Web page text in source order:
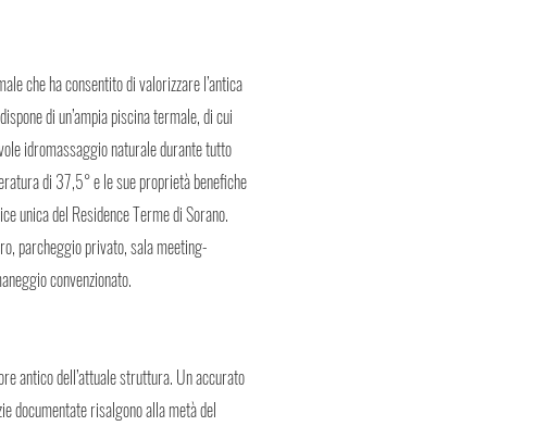
che ha consentito di valorizzare l’antica
di un’ampia piscina termale, di cui
idromassaggio naturale durante tutto
di 37,5° e le sue proprietà benefiche
unica del Residence Terme di Sorano.
parcheggio privato, sala meeting-
convenzionato.
antico dell’attuale struttura. Un accurato
documentate risalgono alla metà del